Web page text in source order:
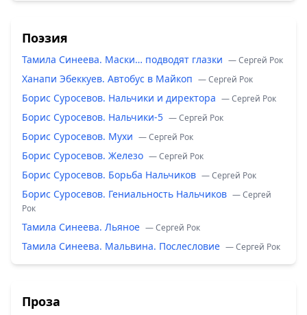
Поэзия
Тамила Синеева. Маски… подводят глазки — Сергей Рок
Ханапи Эбеккуев. Автобус в Майкоп — Сергей Рок
Борис Суросевов. Нальчики и директора — Сергей Рок
Борис Суросевов. Нальчики-5 — Сергей Рок
Борис Суросевов. Мухи — Сергей Рок
Борис Суросевов. Железо — Сергей Рок
Борис Суросевов. Борьба Нальчиков — Сергей Рок
Борис Суросевов. Гениальность Нальчиков — Сергей
Рок
Тамила Синеева. Льяное — Сергей Рок
Тамила Синеева. Мальвина. Послесловие — Сергей Рок
Проза